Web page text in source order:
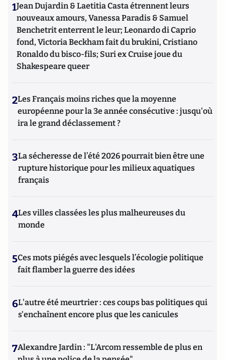
1Jean Dujardin & Laetitia Casta étrennent leurs
nouveaux amours, Vanessa Paradis & Samuel
Benchetrit enterrent le leur; Leonardo di Caprio
fond, Victoria Beckham fait du brukini, Cristiano
Ronaldo du bisco-fils; Suri ex Cruise joue du
Shakespeare queer
2Les Français moins riches que la moyenne
européenne pour la 3e année consécutive : jusqu'où
ira le grand déclassement ?
3La sécheresse de l’été 2026 pourrait bien être une
rupture historique pour les milieux aquatiques
français
4Les villes classées les plus malheureuses du
monde
5Ces mots piégés avec lesquels l’écologie politique
fait flamber la guerre des idées
6L'autre été meurtrier : ces coups bas politiques qui
s'enchaînent encore plus que les canicules
7Alexandre Jardin : "L'Arcom ressemble de plus en